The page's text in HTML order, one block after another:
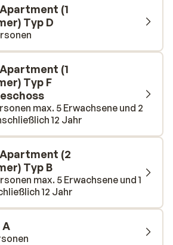
an der Talabfahrt erleben Sie den
out Komfort. Nach einem Tag
schnell in Ihrer Wohnung oder an
Après-Ski-Drink. Es
Wohnungen gebucht werden: vom
Personen bis hin zur großen 3-
7 Personen. Alle Studios und
über eine gemütliche Sitzecke,
ein modernes Bad. Außerdem
über einen Balkon mit Blick auf
(1
Typ D
(1
Typ F
max. 5 Erwachsene und 2
12 Jahr
(2
Typ B
max. 5 Erwachsene und 1
12 Jahr
A